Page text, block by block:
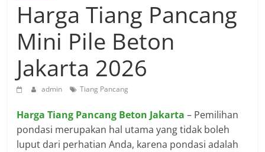
Harga Tiang Pancang
Mini Pile Beton
Jakarta 2026
admin Tiang Pancang
Harga Tiang Pancang Beton Jakarta– Pemilihan
pondasi merupakan hal utama yang tidak boleh
luput dari perhatian Anda, karena pondasi adalah